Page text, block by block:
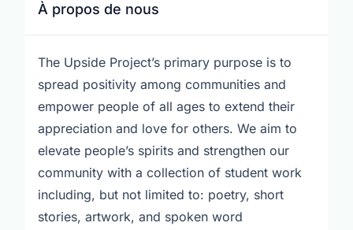
À propos de nous
The Upside Project’s primary purpose is to
spread positivity among communities and
empower people of all ages to extend their
appreciation and love for others. We aim to
elevate people’s spirits and strengthen our
community with a collection of student work
including, but not limited to: poetry, short
stories, artwork, and spoken word